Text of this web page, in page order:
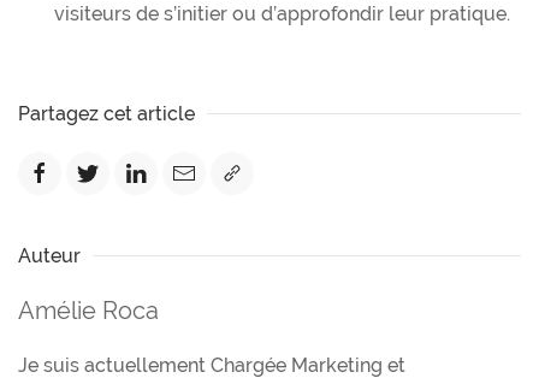
visiteurs de s’initier ou d’approfondir leur pratique.
Partagez cet article
Auteur
Amélie Roca
Je suis actuellement Chargée Marketing et